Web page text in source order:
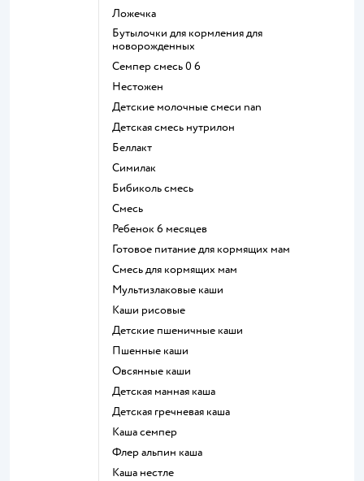
ложечка
бутылочки для кормления для
новорожденных
семпер смесь 0 6
нестожен
Детские молочные смеси nan
детская смесь нутрилон
беллакт
симилак
бибиколь смесь
смесь
ребенок 6 месяцев
готовое питание для кормящих мам
смесь для кормящих мам
Мультизлаковые каши
Каши рисовые
Детские пшеничные каши
Пшенные каши
овсянные каши
детская манная каша
детская гречневая каша
каша семпер
флер альпин каша
каша нестле